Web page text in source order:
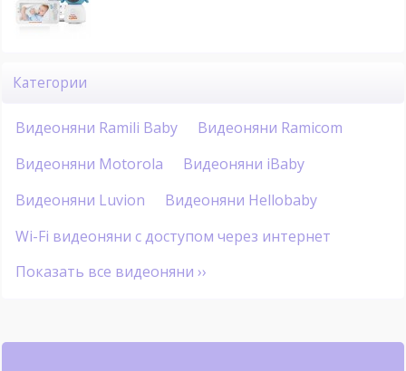
Категории
Видеоняни Ramili Baby
Видеоняни Ramicom
Видеоняни Motorola
Видеоняни iBaby
Видеоняни Luvion
Видеоняни Hellobaby
Wi-Fi видеоняни с доступом через интернет
Показать все видеоняни ››